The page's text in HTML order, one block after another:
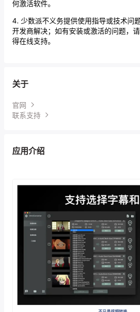
何激活软件。
4. 少数派不义务提供使用指导或技术问
开发商解决；如有安装或激活的问题，
得在线支持。
关于
官网
联系支持
应用介绍